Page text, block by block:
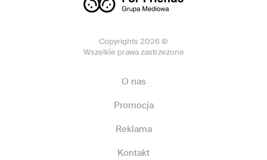
Copyrights 2026 ©
Wszelkie prawa zastrzeżone
O nas
Promocja
Reklama
Kontakt